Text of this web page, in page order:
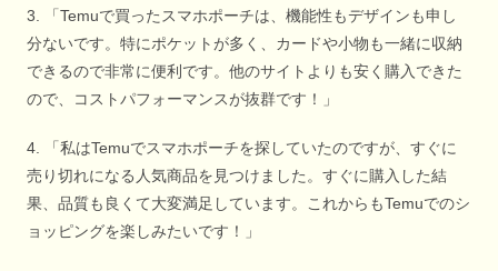
3. 「Temuで買ったスマホポーチは、機能性もデザインも申し
分ないです。特にポケットが多く、カードや小物も一緒に収納
できるので非常に便利です。他のサイトよりも安く購入できた
ので、コストパフォーマンスが抜群です！」
4. 「私はTemuでスマホポーチを探していたのですが、すぐに
売り切れになる人気商品を見つけました。すぐに購入した結
果、品質も良くて大変満足しています。これからもTemuでのシ
ョッピングを楽しみたいです！」